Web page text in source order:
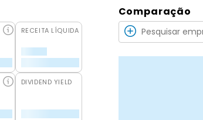
RECEITA LÍQUIDA
DIVIDEND YIELD
Comparação